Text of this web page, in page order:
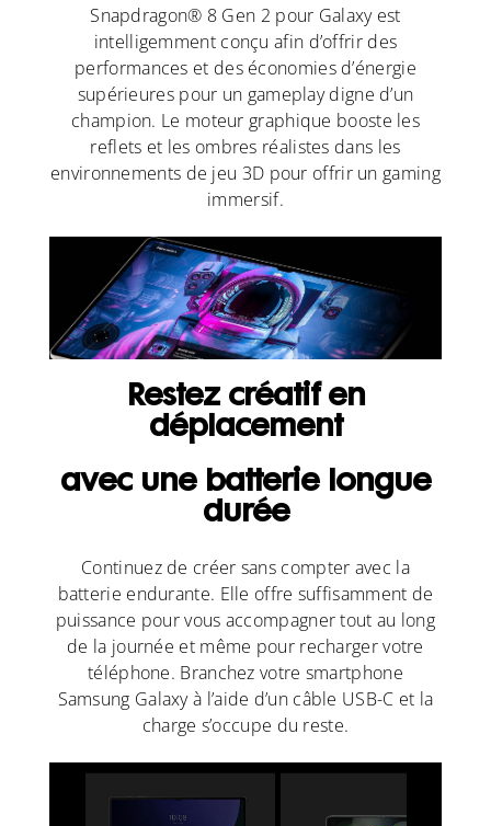
Snapdragon® 8 Gen 2 pour Galaxy est
intelligemment conçu afin d’offrir des
performances et des économies d’énergie
supérieures pour un gameplay digne d’un
champion. Le moteur graphique booste les
reflets et les ombres réalistes dans les
environnements de jeu 3D pour offrir un gaming
immersif.
Restez créatif en
déplacement
avec une batterie longue
durée
Continuez de créer sans compter avec la
batterie endurante. Elle offre suffisamment de
puissance pour vous accompagner tout au long
de la journée et même pour recharger votre
téléphone. Branchez votre smartphone
Samsung Galaxy à l’aide d’un câble USB-C et la
charge s’occupe du reste.